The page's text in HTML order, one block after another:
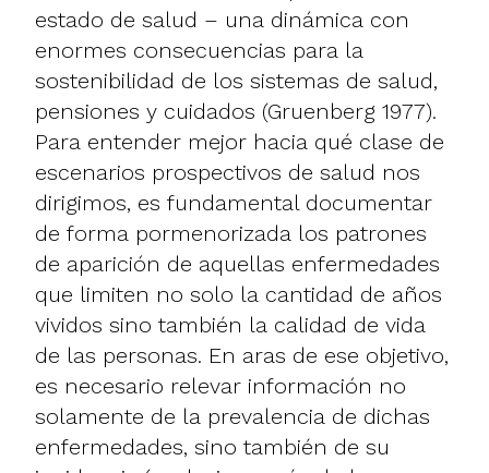
estado de salud – una dinámica con
enormes consecuencias para la
sostenibilidad de los sistemas de salud,
pensiones y cuidados (Gruenberg 1977).
Para entender mejor hacia qué clase de
escenarios prospectivos de salud nos
dirigimos, es fundamental documentar
de forma pormenorizada los patrones
de aparición de aquellas enfermedades
que limiten no solo la cantidad de años
vividos sino también la calidad de vida
de las personas. En aras de ese objetivo,
es necesario relevar información no
solamente de la prevalencia de dichas
enfermedades, sino también de su